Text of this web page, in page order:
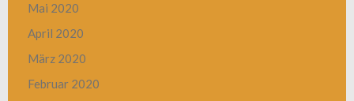
Mai 2020
April 2020
März 2020
Februar 2020